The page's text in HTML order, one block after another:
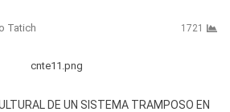
Tatich 1721
DE UN SISTEMA TRAMPOSO EN